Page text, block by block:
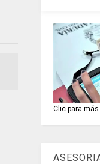
Clic para